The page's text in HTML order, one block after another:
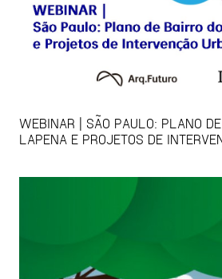
WEBINAR | SÃO PAULO: PLANO
LAPENA E PROJETOS DE